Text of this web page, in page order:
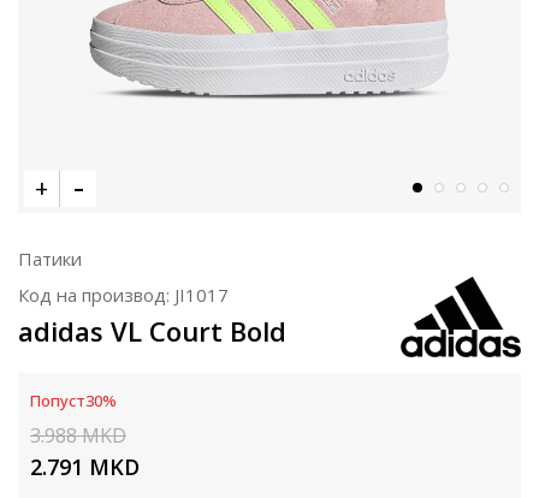
Патики
Код на производ: JI1017
adidas VL Court Bold
Попуст30%
3.988MKD
2.791 MKD